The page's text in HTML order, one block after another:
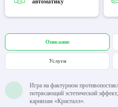
автоматику
Описание
Услуги
Игра на фактурном
потрясающий эстетический
карнизам «Кристалл».